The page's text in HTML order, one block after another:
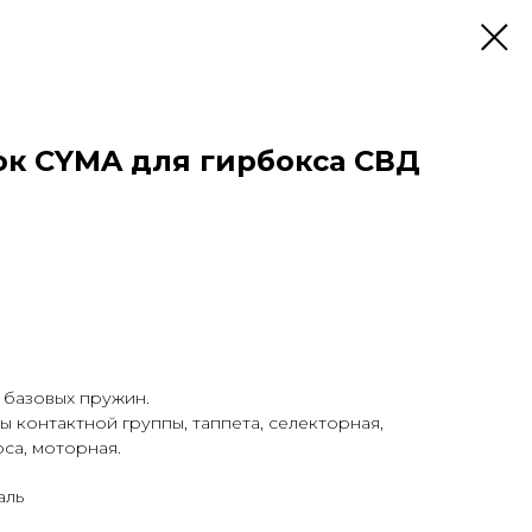
CYMA для гирбокса СВД
пружин.
группы, таппета, селекторная,
моторная.